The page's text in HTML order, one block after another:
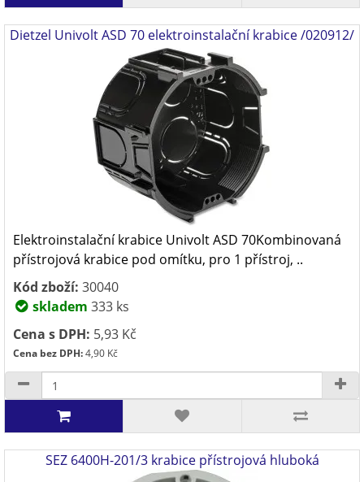
Dietzel Univolt ASD 70 elektroinstalační krabice /020912/
Elektroinstalační krabice Univolt ASD 70Kombinovaná
přístrojová krabice pod omítku, pro 1 přístroj, ..
Kód zboží: 30040
skladem 333 ks
Cena s DPH: 5,93 Kč
Cena bez DPH:4,90 Kč
SEZ 6400H-201/3 krabice přístrojová hluboká